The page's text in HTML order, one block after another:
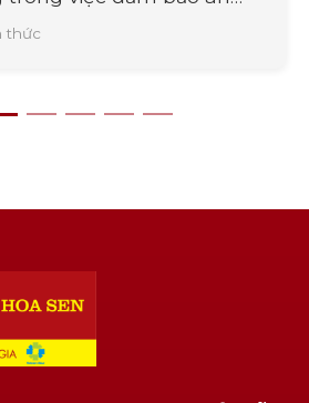
ổn định. Bên cạnh chất
trong [...]
thức